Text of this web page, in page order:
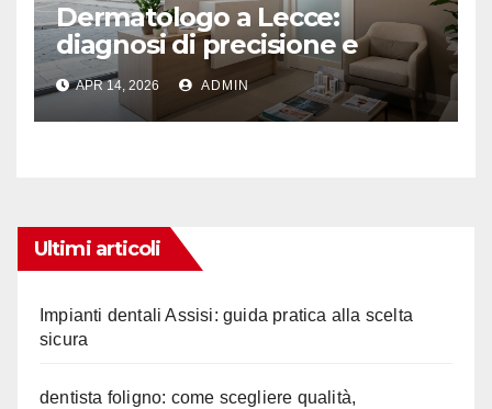
Dermatologo a Lecce:
diagnosi di precisione e
ascolto
APR 14, 2026 ADMIN
Ultimi articoli
Impianti dentali Assisi: guida pratica alla scelta
sicura
dentista foligno: come scegliere qualità,